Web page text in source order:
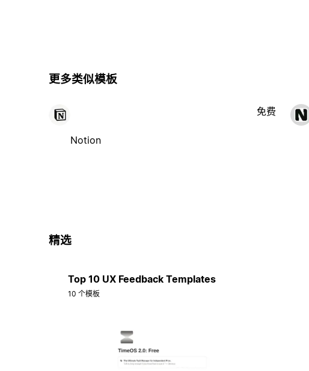
更多类似模板
Notion
免费
精选
Top 10 UX Feedback Templates
10 个模板